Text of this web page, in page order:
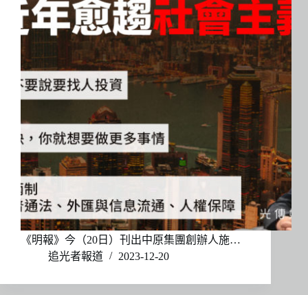
《明報》今（20日）刊出中原集團創辦人施…
追光者報道
2023-12-20